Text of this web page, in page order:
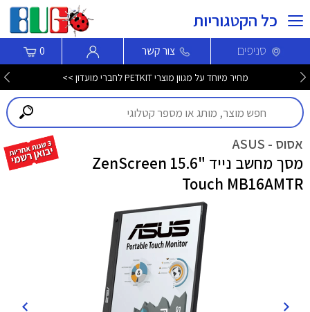
כל הקטגוריות
סניפים צור קשר 0
מחיר מיוחד על מגוון מוצרי PETKIT לחברי מועדון >>
אסוס - ASUS
מסך מחשב נייד "15.6 ZenScreen
Touch MB16AMTR